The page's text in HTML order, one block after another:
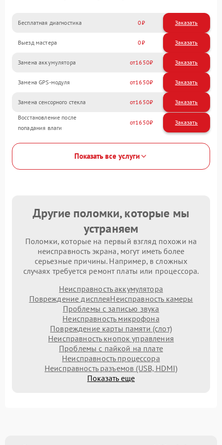
Бесплатная диагностика 0 Заказать
Выезд мастера 0 Заказать
Замена аккумулятора 1650
Замена GPS-модуля 1650
Замена сенсорного стекла 1650
Восстановление после
попадания влаги
1650
Показать все услуги
Другие поломки, которые мы
устраняем
Поломки, которые на первый взгляд похожи на
неисправность экрана, могут иметь более
серьезные причины. Например, в сложных
случаях требуется ремонт платы или процессора.
Неисправность аккумулятора
Повреждение дисплеяНеисправность камеры
Проблемы с записью звука
Неисправность микрофона
Повреждение карты памяти (слот)
Неисправность кнопок управления
Проблемы с пайкой на плате
Неисправность процессора
Неисправность разъемов (USB, HDMI)
Показать еще